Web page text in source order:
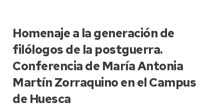
Homenaje a la generación de
filólogos de la postguerra.
Conferencia de María Antonia
Martín Zorraquino en el Campus
de Huesca